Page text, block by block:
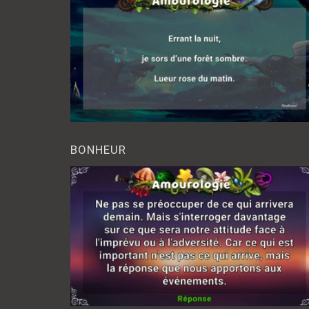
BONHEUR